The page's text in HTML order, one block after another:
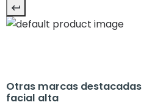
Otras marcas
facial alta